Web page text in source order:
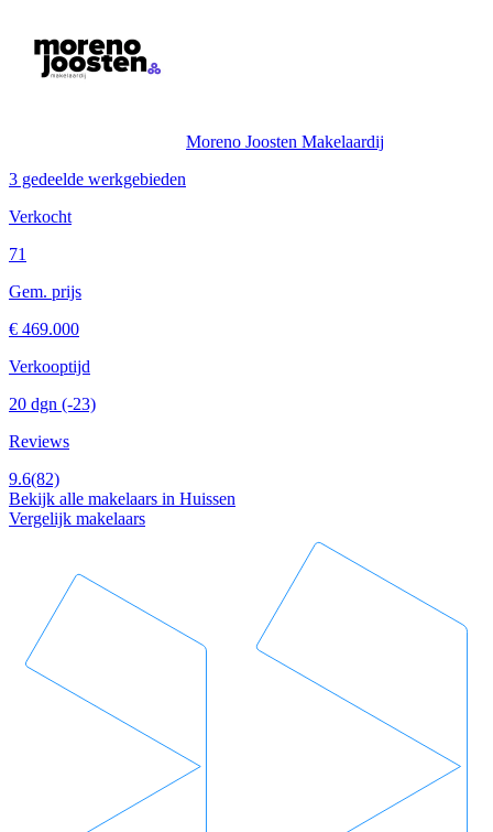
Moreno Joosten Makelaardij
3 gedeelde werkgebieden
Verkocht
71
Gem. prijs
€ 469.000
Verkooptijd
20 dgn (-23)
Reviews
9.6(82)
Bekijk alle makelaars in Huissen
Vergelijk makelaars